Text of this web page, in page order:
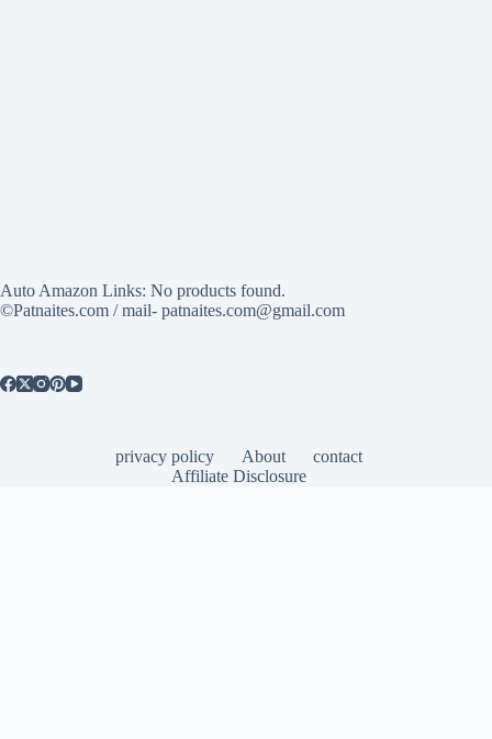
Auto Amazon Links: No products found.
©Patnaites.com / mail- patnaites.com@gmail.com
privacy policy About
contact
Affiliate Disclosure